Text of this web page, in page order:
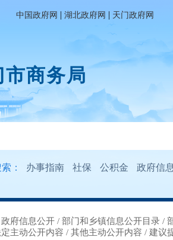
中国政府网 | 湖北政府网 | 天门政府网
市商务局
： 办事指南 社保 公积金 政府信
政府信息公开 / 部门和乡镇信息公开目录 /
主动公开内容 / 其他主动公开内容 / 建议